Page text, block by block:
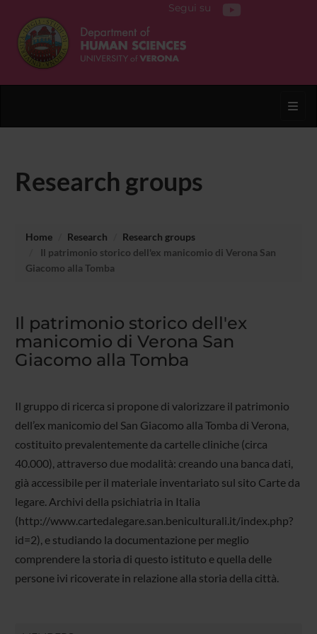
Segui su
Research groups
Home Research
Research groups
Il patrimonio storico dell'ex manicomio di Verona San
Giacomo alla Tomba
Il patrimonio storico dell'ex
manicomio di Verona San
Giacomo alla Tomba
Il gruppo di ricerca si propone di valorizzare il patrimonio
dell’ex manicomio del San Giacomo alla Tomba di Verona,
costituito prevalentemente da cartelle cliniche (circa
40.000), attraverso due modalità: creando una banca dati,
già accessibile per il materiale inventariato sul sito Carte da
legare. Archivi della psichiatria in Italia
(http://www.cartedalegare.san.beniculturali.it/index.php?
id=2), e studiando la documentazione per meglio
comprendere la storia di questo istituto e quella delle
persone ivi ricoverate in relazione alla storia della città.